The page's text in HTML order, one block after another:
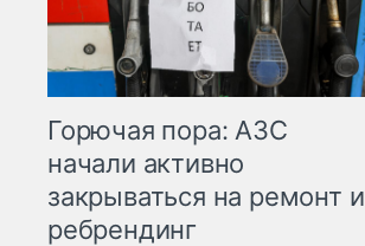
Горючая пора: АЗС
начали активно
закрываться на ремонт и
ребрендинг